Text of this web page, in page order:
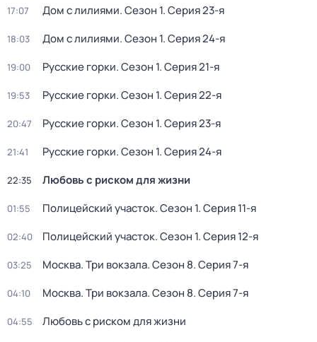
17:07 Дом с лилиями. Сезон 1. Серия 23-я
18:03 Дом с лилиями. Сезон 1. Серия 24-я
19:00 Русские горки. Сезон 1. Серия 21-я
19:53 Русские горки. Сезон 1. Серия 22-я
20:47 Русские горки. Сезон 1. Серия 23-я
21:41 Русские горки. Сезон 1. Серия 24-я
22:35 Любовь с риском для жизни
01:55 Полицейский участок. Сезон 1. Серия 11-я
02:40 Полицейский участок. Сезон 1. Серия 12-я
03:25 Москва. Три вокзала. Сезон 8. Серия 7-я
04:10 Москва. Три вокзала. Сезон 8. Серия 7-я
04:55 Любовь с риском для жизни